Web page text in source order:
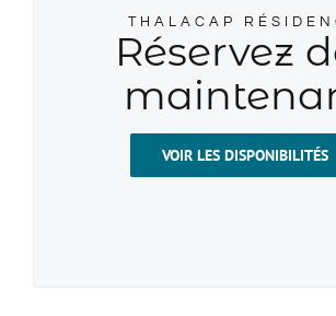
THALACAP
Réservez
VOIR LES DISPONIBILITÉS